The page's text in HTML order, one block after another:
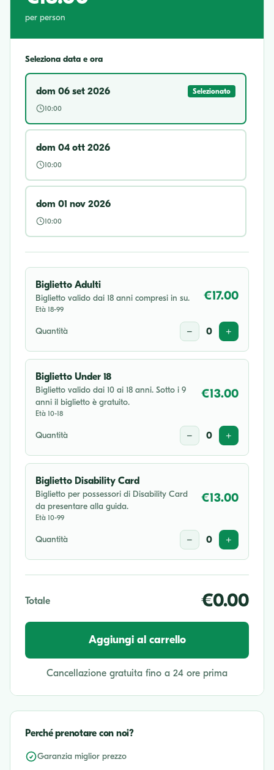
per person
Seleziona data e ora
dom 06 set 2026
Selezionato
10:00
dom 04 ott 2026
10:00
dom 01 nov 2026
10:00
Biglietto Adulti
Biglietto valido dai 18 anni compresi in su.
Età 18-99
€17.00
Quantità − 0 +
Biglietto Under 18
Biglietto valido dai 10 ai 18 anni. Sotto i 9
anni il biglietto è gratuito.
Età 10-18
€13.00
Quantità − 0 +
Biglietto Disability Card
Biglietto per possessori di Disability Card
da presentare alla guida.
Età 10-99
€13.00
Quantità − 0 +
Totale €0.00
Aggiungi al carrello
Cancellazione gratuita fino a 24 ore prima
Perché prenotare con noi?
Garanzia miglior prezzo